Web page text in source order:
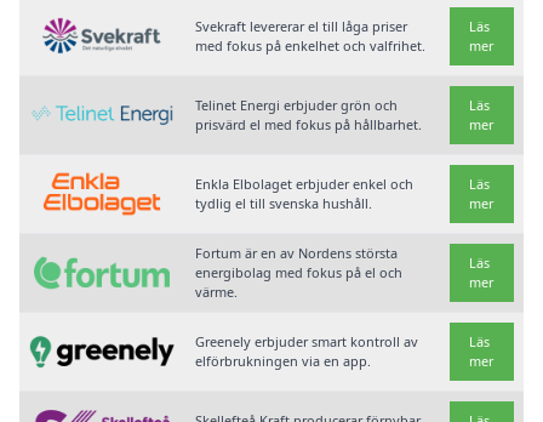
Svekraft levererar el till låga priser
med fokus på enkelhet och valfrihet.
Läs
mer
Telinet Energi erbjuder grön och
prisvärd el med fokus på hållbarhet.
Läs
mer
Enkla Elbolaget erbjuder enkel och
tydlig el till svenska hushåll.
Läs
mer
Fortum är en av Nordens största
energibolag med fokus på el och
värme.
Läs
mer
Greenely erbjuder smart kontroll av
elförbrukningen via en app.
Läs
mer